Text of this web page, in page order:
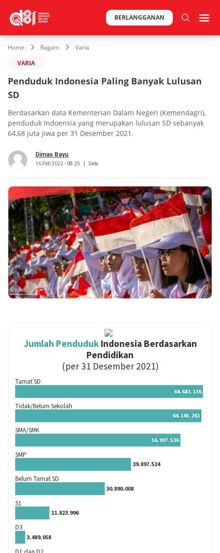
BERLANGGANAN
Home Ragam
Varia
VARIA
Penduduk Indonesia Paling Banyak Lulusan
SD
Berdasarkan data Kementerian Dalam Negeri (Kemendagri),
penduduk Indoensia yang merupakan lulusan SD sebanyak
64,68 juta jiwa per 31 Desember 2021.
Dimas Bayu
16 Feb 2022 - 08.25 Data